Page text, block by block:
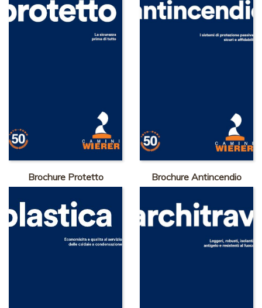
Brochure Protetto Brochure Antincendio